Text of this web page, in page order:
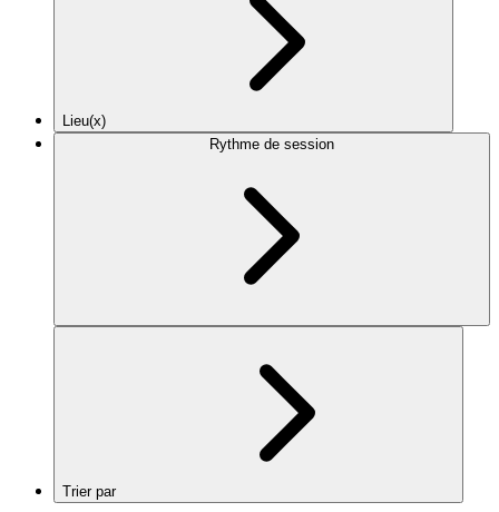
Lieu(x)
Rythme de session
Trier par